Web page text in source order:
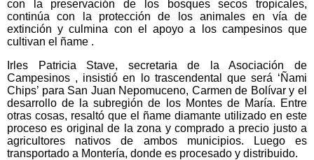
con la preservación de los bosques secos tropicales,
continúa con la protección de los animales en vía de
extinción y culmina con el apoyo a los campesinos que
cultivan el ñame .
Irles Patricia Stave, secretaria de la Asociación de
Campesinos , insistió en lo trascendental que será ‘Ñami
Chips’ para San Juan Nepomuceno, Carmen de Bolívar y el
desarrollo de la subregión de los Montes de María. Entre
otras cosas, resaltó que el ñame diamante utilizado en este
proceso es original de la zona y comprado a precio justo a
agricultores nativos de ambos municipios. Luego es
transportado a Montería, donde es procesado y distribuido.